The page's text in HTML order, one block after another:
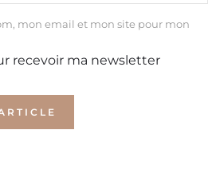
mon email et mon site pour mon
recevoir ma newsletter